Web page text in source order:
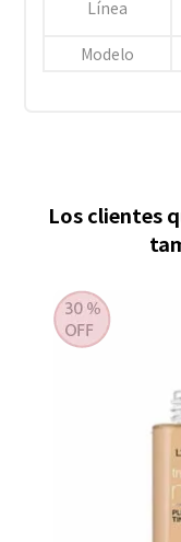
Línea
Modelo
Los clientes